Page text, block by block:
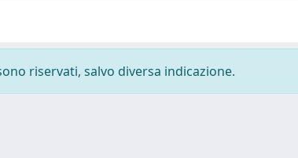
riservati, salvo diversa indicazione.